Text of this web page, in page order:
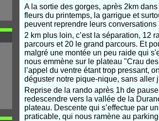
A la sortie des gorges, après 2km
fleurs du printemps, la garrigue et
peuvent reprendre leurs
2 km plus loin, c’est la séparation, 12
parcours et 20 le grand parcours. Et
malgré une montée un peu raide qui
nous emmène sur le plateau "Crau
l’appel du ventre étant trop pressant,
déguster notre pique-nique, sans aller
Reprise de la rando après 1h de
redescendre vers la vallée de la
plateau. Descente qui s’effectue par
praticable, qui nous ramène au